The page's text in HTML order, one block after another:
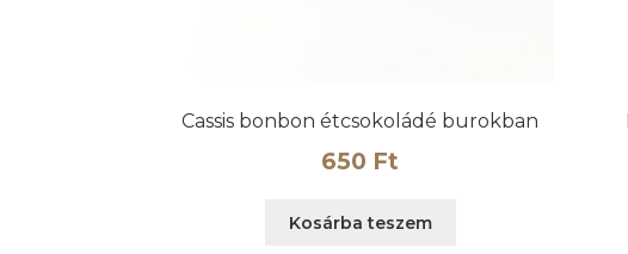
Cassis bonbon étcsokoládé burokban
650 Ft
Kosárba teszem